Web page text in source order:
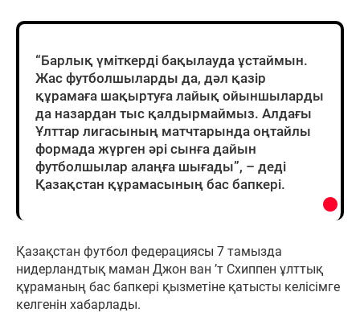
“Барлық үміткерді бақылауда ұстаймын.
Жас футболшыларды да, дәл қазір
құрамаға шақыртуға лайық ойыншыларды
да назардан тыс қалдырмаймыз. Алдағы
Ұлттар лигасының матчтарында оңтайлы
формада жүрген әрі сынға дайын
футболшылар алаңға шығады”, – деді
Қазақстан құрамасының бас бапкері.
Қазақстан футбол федерациясы 7 тамызда
нидерландтық маман Джон ван ’т Схиппен ұлттық
құраманың бас бапкері қызметіне қатысты келісімге
келгенін хабарлады.